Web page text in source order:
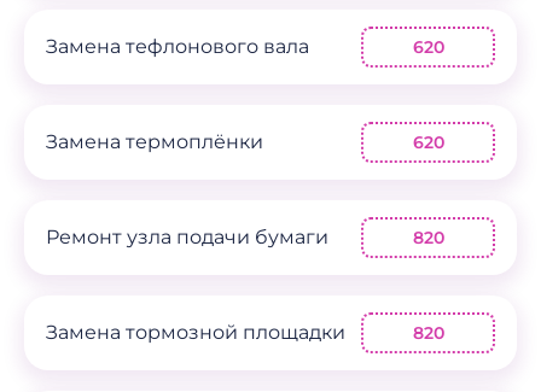
Замена тефлонового вала 620
Замена термоплёнки 620
Ремонт узла подачи бумаги 820
Замена тормозной площадки 820